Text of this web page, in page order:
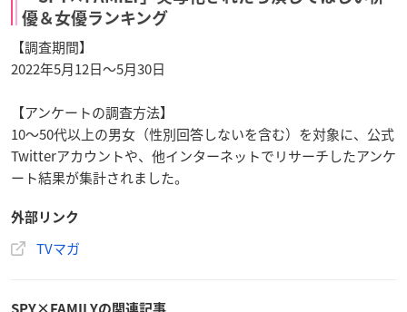
優＆女優ランキング
【調査期間】
2022年5月12日～5月30日
【アンケートの調査方法】
10～50代以上の男女（性別回答しないを含む）を対象に、公式
Twitterアカウントや、他インターネットでリサーチしたアンケ
ート結果が集計されました。
外部リンク
TVマガ
SPY×FAMILYの関連記事